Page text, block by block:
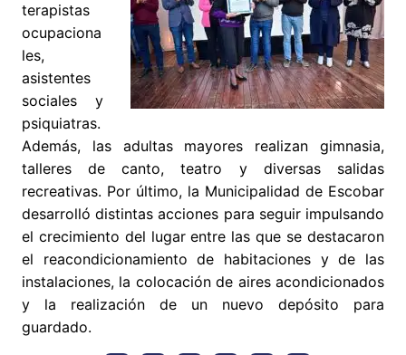
terapistas
ocupaciona
les,
asistentes
sociales y
psiquiatras.
Además, las adultas mayores realizan gimnasia,
talleres de canto, teatro y diversas salidas
recreativas. Por último, la Municipalidad de Escobar
desarrolló distintas acciones para seguir impulsando
el crecimiento del lugar entre las que se destacaron
el reacondicionamiento de habitaciones y de las
instalaciones, la colocación de aires acondicionados
y la realización de un nuevo depósito para
guardado.